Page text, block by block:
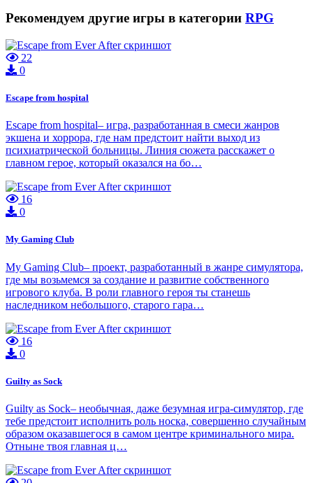
Рекомендуем другие игры в категории RPG
22
0
Escape from hospital
Escape from hospital– игра, разработанная в смеси жанров
экшена и хоррора, где нам предстоит найти выход из
психиатрической больницы. Линия сюжета расскажет о
главном герое, который оказался на бо…
16
0
My Gaming Club
My Gaming Club– проект, разработанный в жанре симулятора,
где мы возьмемся за создание и развитие собственного
игрового клуба. В роли главного героя ты станешь
наследником небольшого, старого гара…
16
0
Guilty as Sock
Guilty as Sock– необычная, даже безумная игра-симулятор, где
тебе предстоит исполнить роль носка, совершенно случайным
образом оказавшегося в самом центре криминального мира.
Отныне твоя главная ц…